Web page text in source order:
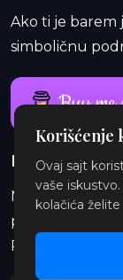
Ako ti je barem
simboličnu
Buy me
Ponosan rad
Na Patreon-u
priče, najave,
Pridruži se i
Korišćenje
Ovaj sajt
vaše
kolačića